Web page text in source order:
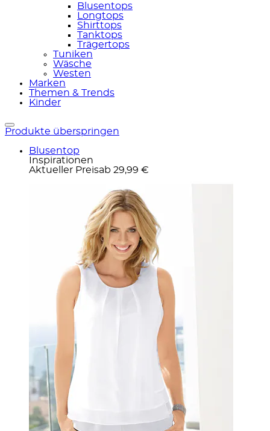
Blusentops
Longtops
Shirttops
Tanktops
Trägertops
Tuniken
Wäsche
Westen
Marken
Themen & Trends
Kinder
Produkte überspringen
Blusentop
Inspirationen
Aktueller Preisab 29,99 €